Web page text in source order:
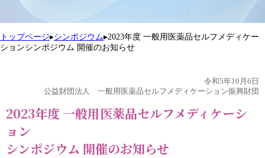
トップページ▸シンポジウム▸2023年度 一般用医薬品セルフメディケー
ションシンポジウム 開催のお知らせ
令和5年10月6日
公益財団法人 一般用医薬品セルフメディケーション振興財団
2023年度 一般用医薬品セルフメディケーシ
ョン
シンポジウム 開催のお知らせ